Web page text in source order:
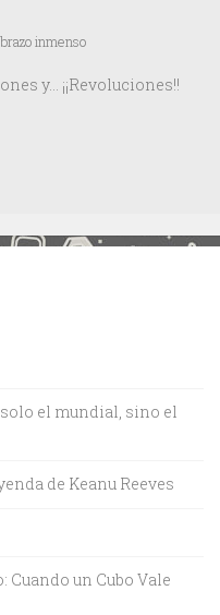
inmenso
y… ¡¡Revoluciones!!
el mundial, sino el
de Keanu Reeves
Cuando un Cubo Vale